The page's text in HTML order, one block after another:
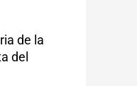
de la
del